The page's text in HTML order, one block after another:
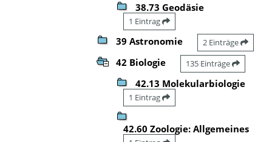
38.73 Geodäsie
1 Eintrag
39 Astronomie 2 Einträge
42 Biologie 135 Einträge
42.13 Molekularbiologie
1 Eintrag
42.60 Zoologie: Allgemeines